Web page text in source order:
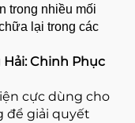
trong nhiều mối
lại trong các
Hải: Chinh Phục
cực dùng cho
để giải quyết